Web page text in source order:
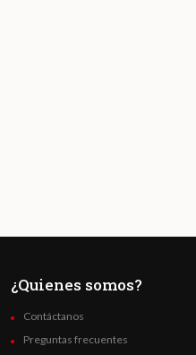
¿Quienes somos?
Contáctanos
Preguntas frecuentes